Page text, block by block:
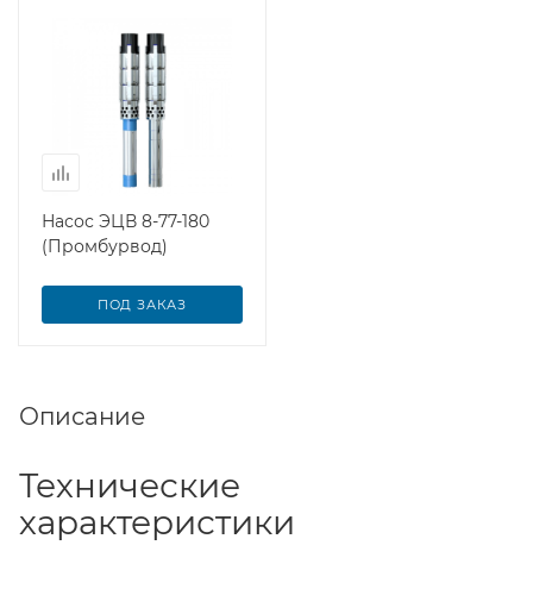
Насос ЭЦВ 8-77-180
(Промбурвод)
ПОД ЗАКАЗ
Описание
Технические
характеристики